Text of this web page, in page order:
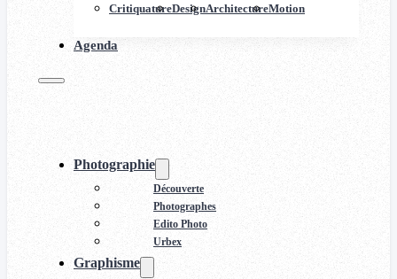
CritiquatureDesignArchitectureMotion
Agenda
Photographie
Découverte
Photographes
Edito Photo
Urbex
Graphisme